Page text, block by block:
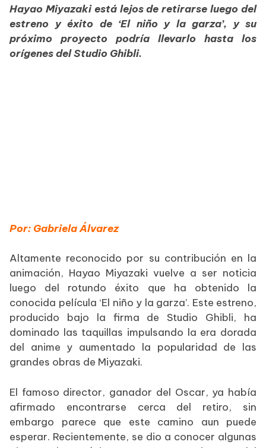
Hayao Miyazaki está lejos de retirarse luego del
estreno y éxito de ‘El niño y la garza’, y su
próximo proyecto podría llevarlo hasta los
orígenes del Studio Ghibli.
Por: Gabriela Álvarez
Altamente reconocido por su contribución en la
animación, Hayao Miyazaki vuelve a ser noticia
luego del rotundo éxito que ha obtenido la
conocida película ‘El niño y la garza’. Este estreno,
producido bajo la firma de Studio Ghibli, ha
dominado las taquillas impulsando la era dorada
del anime y aumentado la popularidad de las
grandes obras de Miyazaki.
El famoso director, ganador del Oscar, ya había
afirmado encontrarse cerca del retiro, sin
embargo parece que este camino aun puede
esperar. Recientemente, se dio a conocer algunas